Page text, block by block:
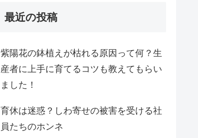
最近の投稿
紫陽花の鉢植えが枯れる原因って何？生
産者に上手に育てるコツも教えてもらい
ました！
育休は迷惑？しわ寄せの被害を受ける社
員たちのホンネ